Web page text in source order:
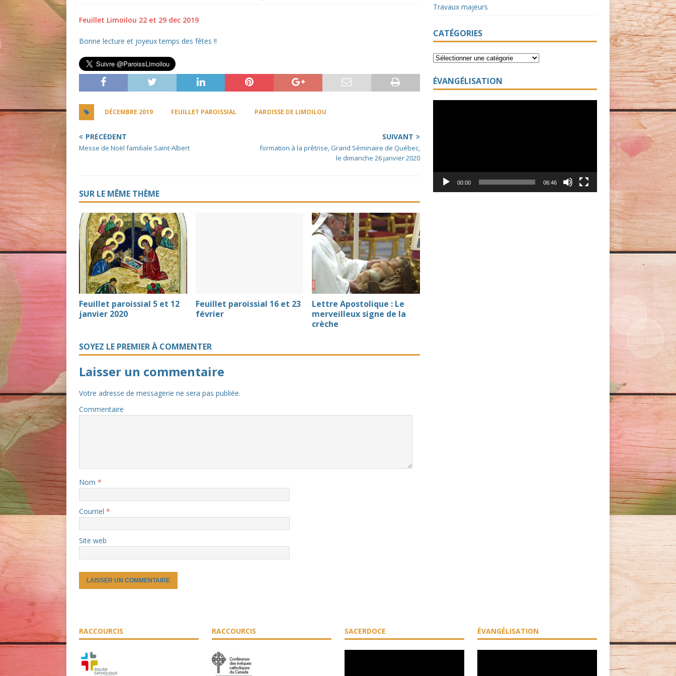
Feuillet Limoilou 22 et 29 dec 2019
Bonne lecture et joyeux temps des fêtes !!
DÉCEMBRE 2019 FEUILLET PAROISSIAL PAROISSE DE LIMOILOU
PRÉCÉDENT
Messe de Noël familiale Saint-Albert
SUIVANT
formation à la prêtrise, Grand Séminaire de Québec,
le dimanche 26 janvier 2020
SUR LE MÊME THÈME
Feuillet paroissial 5 et 12
janvier 2020
Feuillet paroissial 16 et 23
février
Lettre Apostolique : Le
merveilleux signe de la
crèche
SOYEZ LE PREMIER À COMMENTER
Laisser un commentaire
Votre adresse de messagerie ne sera pas publiée.
Commentaire
Nom *
Courriel *
Site web
Travaux majeurs
CATÉGORIES
ÉVANGÉLISATION
00:00 06:46
RACCOURCIS RACCOURCIS SACERDOCE ÉVANGÉLISATION